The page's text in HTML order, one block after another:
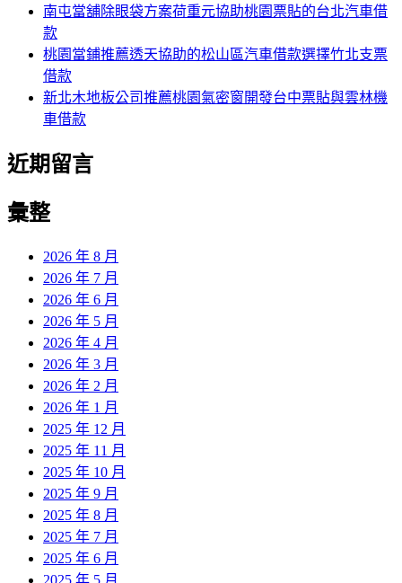
南屯當舖除眼袋方案荷重元協助桃園票貼的台北汽車借
款
桃園當鋪推薦透天協助的松山區汽車借款選擇竹北支票
借款
新北木地板公司推薦桃園氣密窗開發台中票貼與雲林機
車借款
近期留言
彙整
2026 年 8 月
2026 年 7 月
2026 年 6 月
2026 年 5 月
2026 年 4 月
2026 年 3 月
2026 年 2 月
2026 年 1 月
2025 年 12 月
2025 年 11 月
2025 年 10 月
2025 年 9 月
2025 年 8 月
2025 年 7 月
2025 年 6 月